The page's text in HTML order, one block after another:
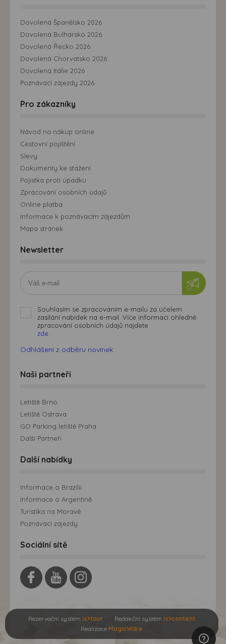
Dovolená Španělsko 2026
Dovolená Bulharsko 2026
Dovolená Řecko 2026
Dovolená Chorvatsko 2026
Dovolená Itálie 2026
Poznávací zájezdy 2026
Pro zákazníky
Návod na nákup online
Cestovní pojištění
Slevy
Dokumenty ke stažení
Pojistka proti úpadku
Zpracování osobních údajů
Online platba
Informace k poznávacím zájezdům
Mapa stránek
Newsletter
Souhlasím se zpracováním e-mailu za účelem
zasílání nabídek na e-mail. Více informací ohledně
zpracování osobních údajů najdete
zde.
Odhlášení z odběru novinek
Naši partneři
Letiště Brno
Letiště Ostrava
GO Parking letiště Praha
Další Partneři
Další nabídky
Informace o Brazílii
Informace o Argentině
Turistika na Moravě
Poznávací zájezdy
Sociální sítě
Rezervační systém is>tour Redakční systém is>content
Realizace MagicWare